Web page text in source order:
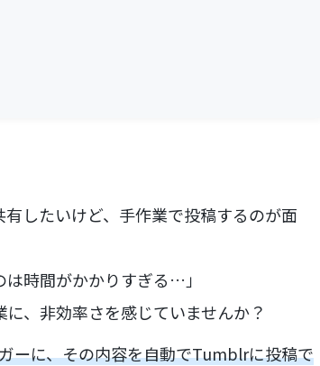
したいけど、手作業で投稿するのが面
は時間がかかりすぎる…」
、非効率さを感じていませんか？
ーに、その内容を自動でTumblrに投稿で